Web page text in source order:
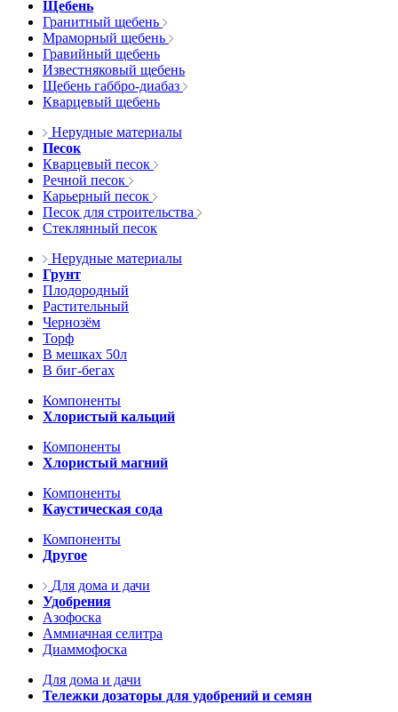
Щебень
Гранитный щебень
Мраморный щебень
Гравийный щебень
Известняковый щебень
Щебень габбро-диабаз
Кварцевый щебень
Нерудные материалы
Песок
Кварцевый песок
Речной песок
Карьерный песок
Песок для строительства
Стеклянный песок
Нерудные материалы
Грунт
Плодородный
Растительный
Чернозём
Торф
В мешках 50л
В биг-бегах
Компоненты
Хлористый кальций
Компоненты
Хлористый магний
Компоненты
Каустическая сода
Компоненты
Другое
Для дома и дачи
Удобрения
Азофоска
Аммиачная селитра
Диаммофоска
Для дома и дачи
Тележки дозаторы для удобрений и семян